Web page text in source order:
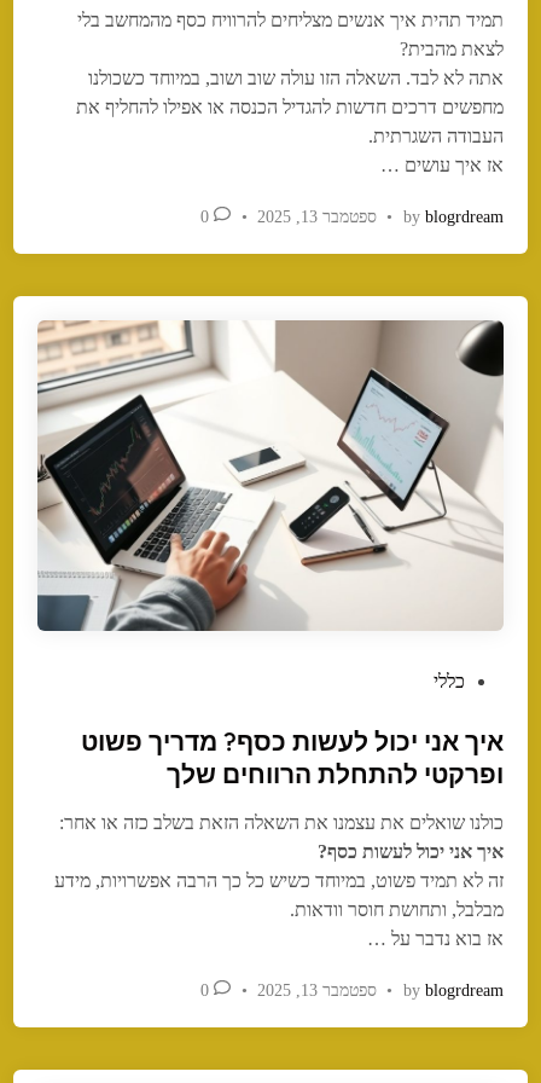
d
i
n
תמיד תהית איך אנשים מצליחים להרוויח כסף מהמחשב בלי
לצאת מהבית?
אתה לא לבד. השאלה הזו עולה שוב ושוב, במיוחד כשכולנו
מחפשים דרכים חדשות להגדיל הכנסה או אפילו להחליף את
העבודה השגרתית.
אז איך עושים …
by blogrdream
• ספטמבר 13, 2025 •
0
s
t
d
i
n
כללי
איך אני יכול לעשות כסף? מדריך פשוט
ופרקטי להתחלת הרווחים שלך
כולנו שואלים את עצמנו את השאלה הזאת בשלב כזה או אחר:
איך אני יכול לעשות כסף?
זה לא תמיד פשוט, במיוחד כשיש כל כך הרבה אפשרויות, מידע
מבלבל, ותחושת חוסר וודאות.
אז בוא נדבר על …
by blogrdream
• ספטמבר 13, 2025 •
0